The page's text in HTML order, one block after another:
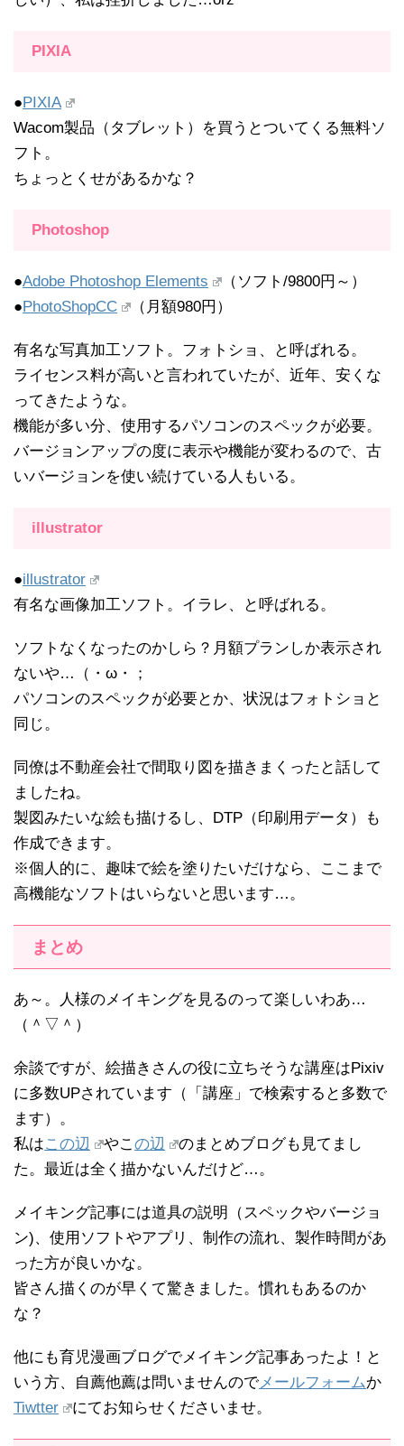
PIXIA
●PIXIA
Wacom製品（タブレット）を買うとついてくる無料ソ
フト。
ちょっとくせがあるかな？
Photoshop
●Adobe Photoshop Elements
（ソフト/9800円～）
●PhotoShopCC （月額980円）
有名な写真加工ソフト。フォトショ、と呼ばれる。
ライセンス料が高いと言われていたが、近年、安くな
ってきたような。
機能が多い分、使用するパソコンのスペックが必要。
バージョンアップの度に表示や機能が変わるので、古
いバージョンを使い続けている人もいる。
illustrator
●illustrator
有名な画像加工ソフト。イラレ、と呼ばれる。
ソフトなくなったのかしら？月額プランしか表示され
ないや…（・ω・；
パソコンのスペックが必要とか、状況はフォトショと
同じ。
同僚は不動産会社で間取り図を描きまくったと話して
ましたね。
製図みたいな絵も描けるし、DTP（印刷用データ）も
作成できます。
※個人的に、趣味で絵を塗りたいだけなら、ここまで
高機能なソフトはいらないと思います…。
まとめ
あ～。人様のメイキングを見るのって楽しいわあ…
（＾▽＾）
余談ですが、絵描きさんの役に立ちそうな講座はPixiv
に多数UPされています（「講座」で検索すると多数で
ます）。
私はこの辺 やこの辺
のまとめブログも見てまし
た。最近は全く描かないんだけど…。
メイキング記事には道具の説明（スペックやバージョ
ン)、使用ソフトやアプリ、制作の流れ、製作時間があ
った方が良いかな。
皆さん描くのが早くて驚きました。慣れもあるのか
な？
他にも育児漫画ブログでメイキング記事あったよ！と
いう方、自薦他薦は問いませんのでメールフォームか
Tiwtter
にてお知らせくださいませ。